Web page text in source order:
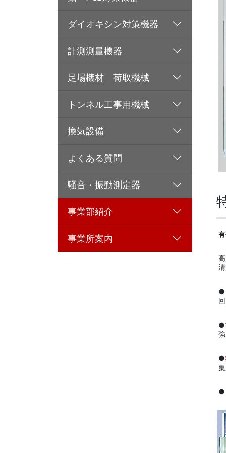
●
●
●
●
ダイオキシン対策機器
計測測量機器
足場機材 荷取機械
トンネル工事用機械
換気設備
よくある質問
騒音・振動測定器
事業部紹介
事業所案内